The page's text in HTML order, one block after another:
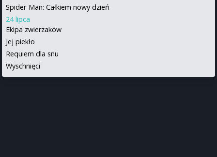
Spider-Man: Całkiem nowy dzień
24 lipca
Ekipa zwierzaków
Jej piekło
Requiem dla snu
Wyschnięci